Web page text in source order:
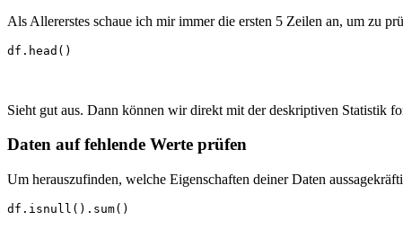
Als Allererstes schaue ich mir immer die ersten 5 Zeilen an, um zu
df.head()
Sieht gut aus. Dann können wir direkt mit der deskriptiven Statistik
Daten auf fehlende Werte prüfen
Um herauszufinden, welche Eigenschaften deiner Daten
df.isnull().sum()